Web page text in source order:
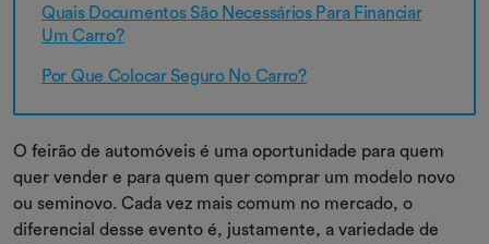
Quais Documentos São Necessários Para Financiar
Um Carro?
Por Que Colocar Seguro No Carro?
O feirão de automóveis é uma oportunidade para quem
quer vender e para quem quer comprar um modelo novo
ou seminovo. Cada vez mais comum no mercado, o
diferencial desse evento é, justamente, a variedade de